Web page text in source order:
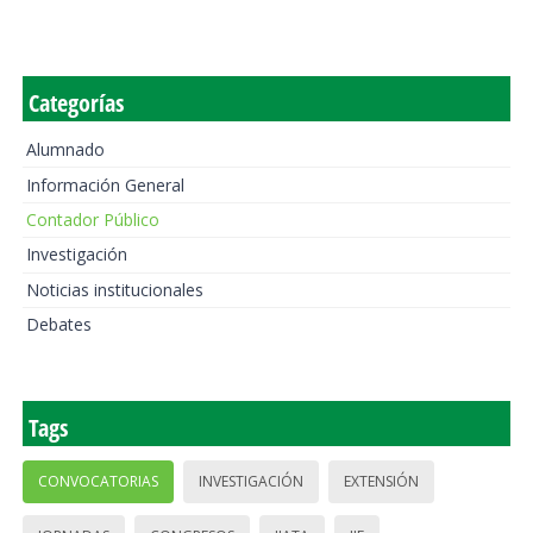
Categorías
Alumnado
Información General
Contador Público
Investigación
Noticias institucionales
Debates
Tags
CONVOCATORIAS INVESTIGACIÓN EXTENSIÓN